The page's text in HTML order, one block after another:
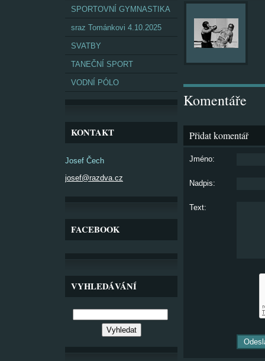
SPORTOVNÍ GYMNASTIKA
sraz Tománkovi 4.10.2025
SVATBY
TANEČNÍ SPORT
VODNÍ PÓLO
KONTAKT
Josef Čech
josef@razdva.cz
FACEBOOK
VYHLEDÁVÁNÍ
Komentáře
Přidat komentář
Jméno:
Nadpis:
Text: